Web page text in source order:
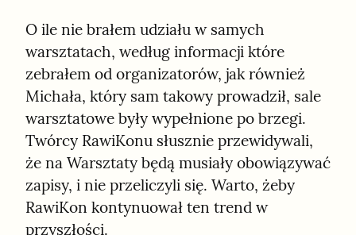
O ile nie brałem udziału w samych
warsztatach, według informacji które
zebrałem od organizatorów, jak również
Michała, który sam takowy prowadził, sale
warsztatowe były wypełnione po brzegi.
Twórcy RawiKonu słusznie przewidywali,
że na Warsztaty będą musiały obowiązywać
zapisy, i nie przeliczyli się. Warto, żeby
RawiKon kontynuował ten trend w
przyszłości.